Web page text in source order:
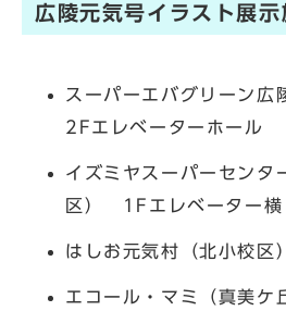
広陵元気号イラスト展示
スーパーエバグリーン
2Fエレベーターホール
イズミヤスーパーセンタ
区） 1Fエレベーター横
はしお元気村（北小校
エコール・マミ（真美ケ